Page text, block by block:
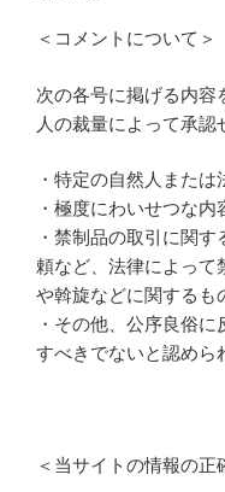
＜コメントについて＞
次の各号に掲げる内容
人の裁量によって承認
・特定の自然人また
・極度にわいせつな内
・禁制品の取引に関
頼など、法律によって
や斡旋などに関するも
・その他、公序良俗
すべきでないと認めら
＜当サイトの情報の正